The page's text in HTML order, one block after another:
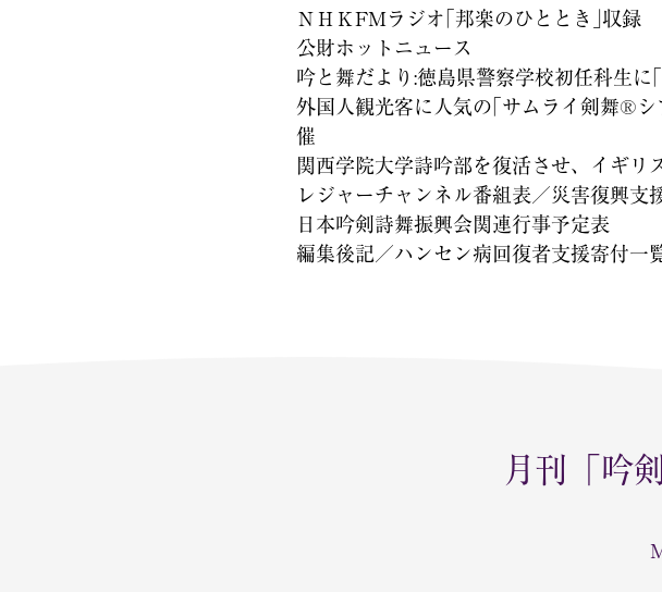
ＮＨＫFMラジオ｢邦楽のひととき｣収録
公財ホットニュース
吟と舞だより:徳島県警察学校初任科生に｢
外国人観光客に人気の｢サムライ剣舞®️
催
関西学院大学詩吟部を復活させ、イギリ
レジャーチャンネル番組表／災害復興
日本吟剣詩舞振興会関連行事予定表
編集後記／ハンセン病回復者支援寄付一
月刊「吟